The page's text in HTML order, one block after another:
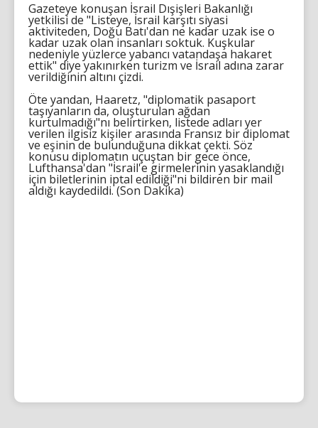
Gazeteye konuşan İsrail Dışişleri Bakanlığı
yetkilisi de "Listeye, İsrail karşıtı siyasi
aktiviteden, Doğu Batı'dan ne kadar uzak ise o
kadar uzak olan insanları soktuk. Kuşkular
nedeniyle yüzlerce yabancı vatandaşa hakaret
ettik" diye yakınırken turizm ve İsrail adına zarar
verildiğinin altını çizdi.
Öte yandan, Haaretz, "diplomatik pasaport
taşıyanların da, oluşturulan ağdan
kurtulmadığı"nı belirtirken, listede adları yer
verilen ilgisiz kişiler arasında Fransız bir diplomat
ve eşinin de bulunduğuna dikkat çekti. Söz
konusu diplomatın uçuştan bir gece önce,
Lufthansa'dan "İsrail'e girmelerinin yasaklandığı
için biletlerinin iptal edildiği"ni bildiren bir mail
aldığı kaydedildi. (Son Dakika)